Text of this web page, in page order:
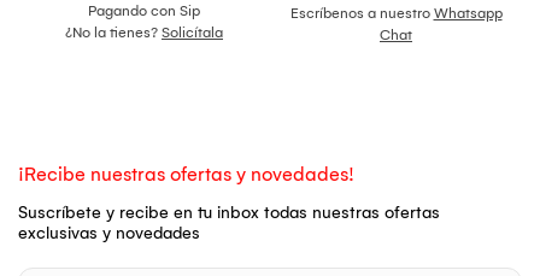
Pagando con Sip
¿No la tienes? Solicítala
Escríbenos a nuestro Whatsapp
Chat
¡Recibe nuestras ofertas y novedades!
Suscríbete y recibe en tu inbox todas nuestras ofertas
exclusivas y novedades